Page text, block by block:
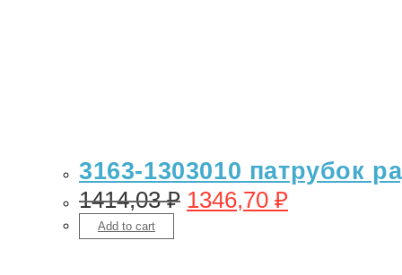
3163-1303010 патрубок
1414,03₽ 1346,70 ₽
Add to cart